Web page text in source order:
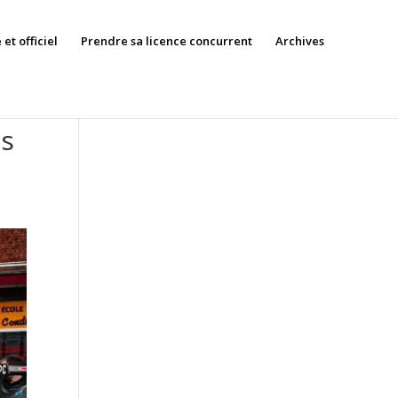
et officiel Prendre sa licence concurrent Archives